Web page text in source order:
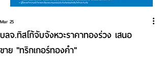
บลจ.ทิสโก้จับจังหวะราคาทองร่วง เสนอ
ขาย "ทริกเกอร์ทองคำ"
Mar 25